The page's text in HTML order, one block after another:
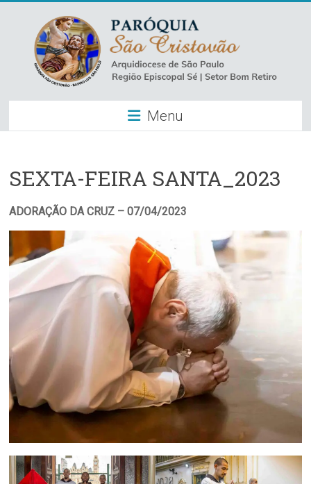
content
Paróquia
São
–
Luz
Arquidiocese
São
Paulo
–
Episcopal
Sé
–
Setor
Bom
Retiro
Menu
SEXTA-FEIRA SANTA_2023
ADORAÇÃO DA CRUZ – 07/04/2023